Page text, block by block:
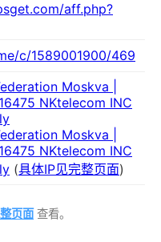
aff.php?
c/1589001900/469
Moskva |
NKtelecom INC
Moskva |
NKtelecom INC
(具体IP见完整页面)
页面查看。